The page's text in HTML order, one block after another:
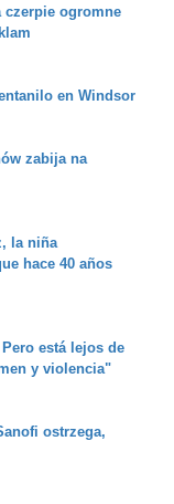
czerpie ogromne
en Windsor
zabija na
la niña
hace 40 años
está lejos de
y violencia"
ostrzega,